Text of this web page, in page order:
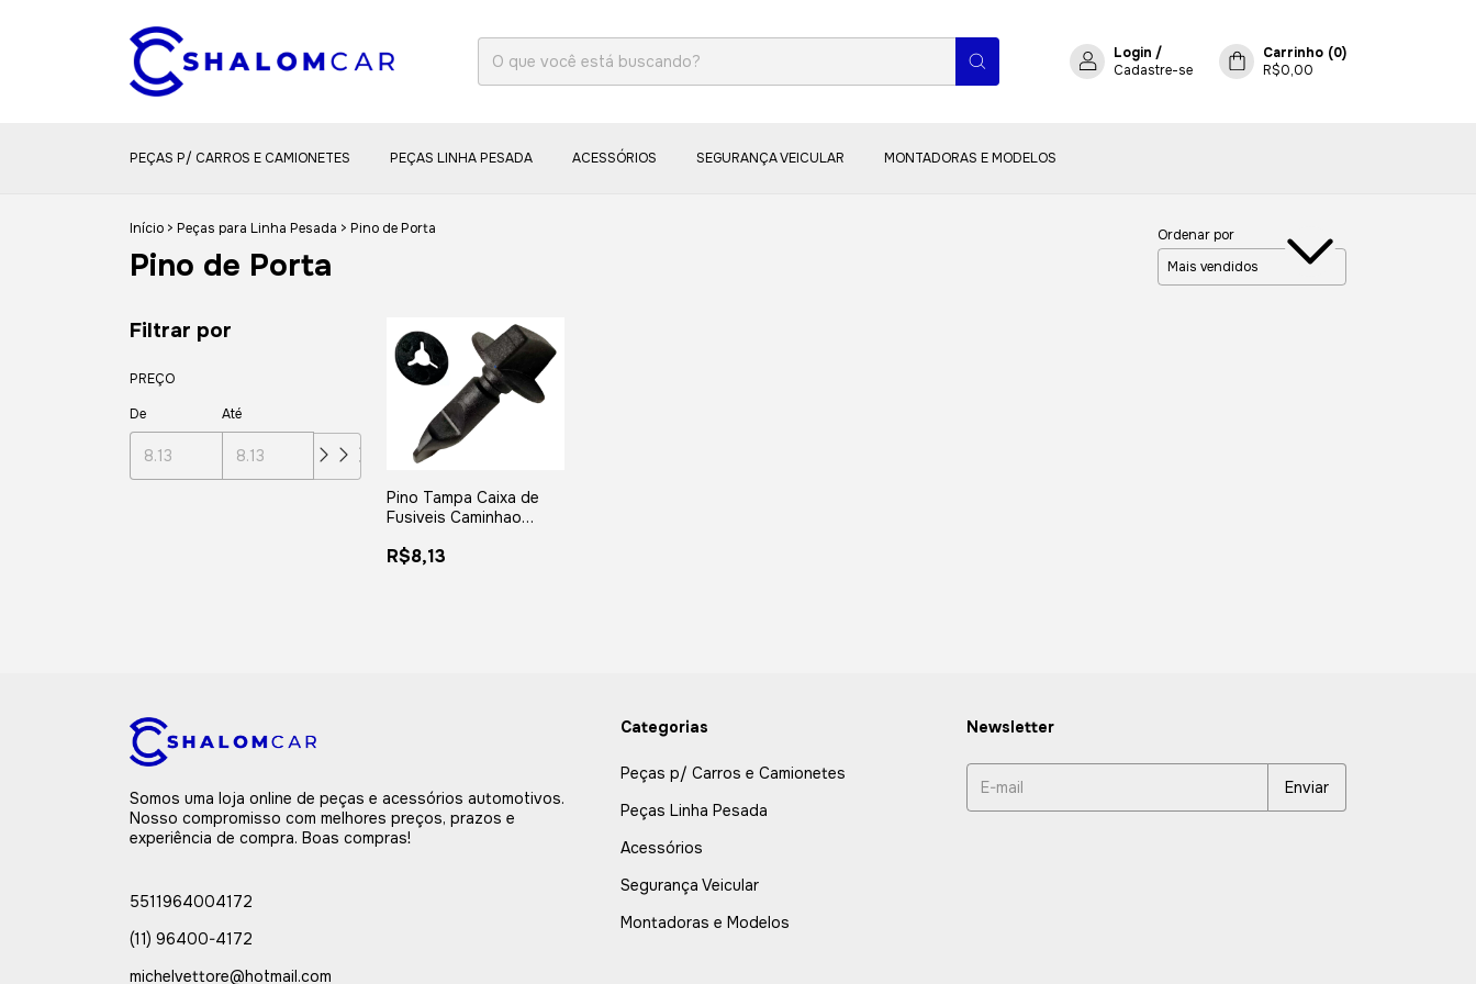
Login /
Cadastre-se
Carrinho (0)
R$0,00
PEÇAS P/ CARROS E CAMIONETES PEÇAS LINHA PESADA ACESSÓRIOS SEGURANÇA VEICULAR MONTADORAS E MODELOS
Início > Peças para Linha Pesada > Pino de Porta
Pino de Porta
Ordenar por
Filtrar por
PREÇO
De
Até
Pino Tampa Caixa de
Fusiveis Caminhao
Worker
R$8,13
Somos uma loja online de peças e acessórios automotivos.
Nosso compromisso com melhores preços, prazos e
experiência de compra. Boas compras!
5511964004172
(11) 96400-4172
michelvettore@hotmail.com
Categorias
Peças p/ Carros e Camionetes
Peças Linha Pesada
Acessórios
Segurança Veicular
Montadoras e Modelos
Newsletter